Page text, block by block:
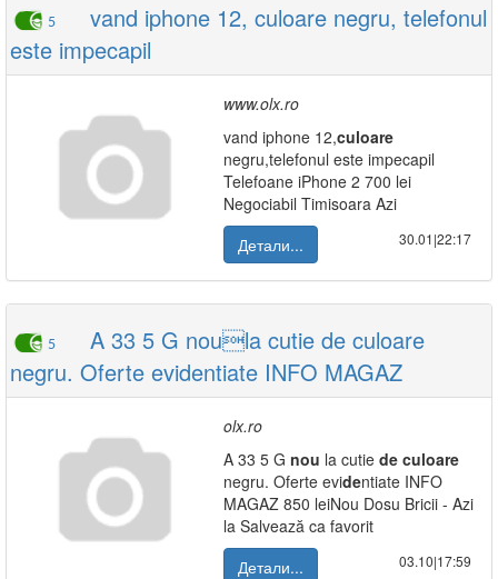
5
vand iphone 12, culoare negru, telefonul
este impecapil
www.olx.ro
vand iphone 12,culoare
negru,telefonul este impecapil
Telefoane iPhone 2 700 lei
Negociabil Timisoara Azi
Детали...
30.01|22:17
5
A 33 5 G noula cutie de culoare
negru. Oferte evidentiate INFO MAGAZ
olx.ro
A 33 5 G nou la cutie de culoare
negru. Oferte evidentiate INFO
MAGAZ 850 leiNou Dosu Bricii - Azi
la Salvează ca favorit
Детали...
03.10|17:59